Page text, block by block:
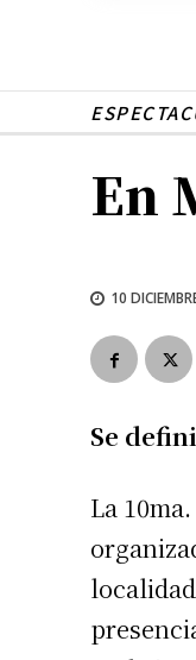
En
10
Se
La